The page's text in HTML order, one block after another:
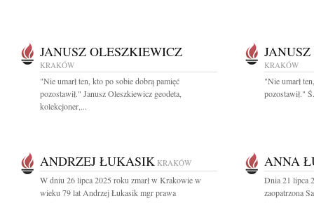
JANUSZ OLESZKIEWICZ
KRAKÓW
"Nie umarł ten, kto po sobie dobrą pamięć
pozostawił." Janusz Oleszkiewicz geodeta,
kolekcjoner,...
KRAKÓW
"Nie umarł
pozostawił."
ANDRZEJ ŁUKASIK KRAKÓW
W dniu 26 lipca 2025 roku zmarł w Krakowie w
wieku 79 lat Andrzej Łukasik mgr prawa
ANNA
Dnia 21 lipca
zaopatrzona